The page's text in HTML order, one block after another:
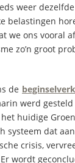
weer
belastingen
we ons vooral
zo’n groot
de
werd gesteld
huidige
systeem dat
crisis,
wordt